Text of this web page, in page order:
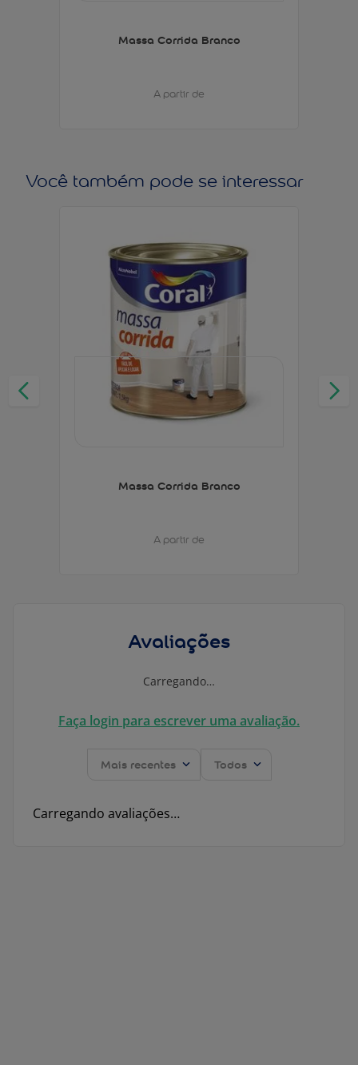
Massa Corrida Branco
A partir de
Você também pode se interessar
Massa Corrida Branco
A partir de
Avaliações
Carregando…
Faça login para escrever uma avaliação.
Mais recentes Todos
Carregando avaliações…